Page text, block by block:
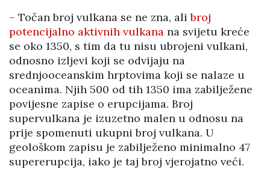
– Točan broj vulkana se ne zna, alibroj
potencijalno aktivnih vulkana na svijetu kreće
se oko 1350, s tim da tu nisu ubrojeni vulkani,
odnosno izljevi koji se odvijaju na
srednjooceanskim hrptovima koji se nalaze u
oceanima. Njih 500 od tih 1350 ima zabilježene
povijesne zapise o erupcijama. Broj
supervulkana je izuzetno malen u odnosu na
prije spomenuti ukupni broj vulkana. U
geološkom zapisu je zabilježeno minimalno 47
supererupcija, iako je taj broj vjerojatno veći.